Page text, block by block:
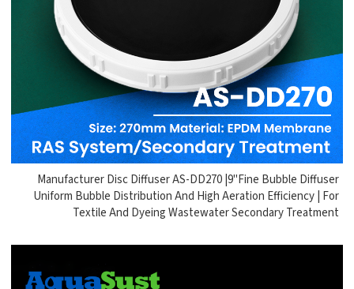
Manufacturer Disc Diffuser AS-DD270 |9"Fine Bubble Diffuser
Uniform Bubble Distribution And High Aeration Efficiency | For
Textile And Dyeing Wastewater Secondary Treatment